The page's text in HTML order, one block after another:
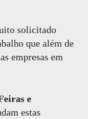
solicitado
que além de
empresas em
e
estas